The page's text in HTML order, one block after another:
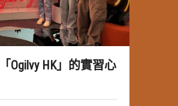
Ogilvy HK」的實習心